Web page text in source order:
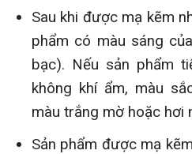
Sau khi được mạ kẽm
phẩm có màu sáng
bạc). Nếu sản phẩm
không khí ẩm, màu
màu trắng mờ hoặc hơi
Sản phẩm được mạ